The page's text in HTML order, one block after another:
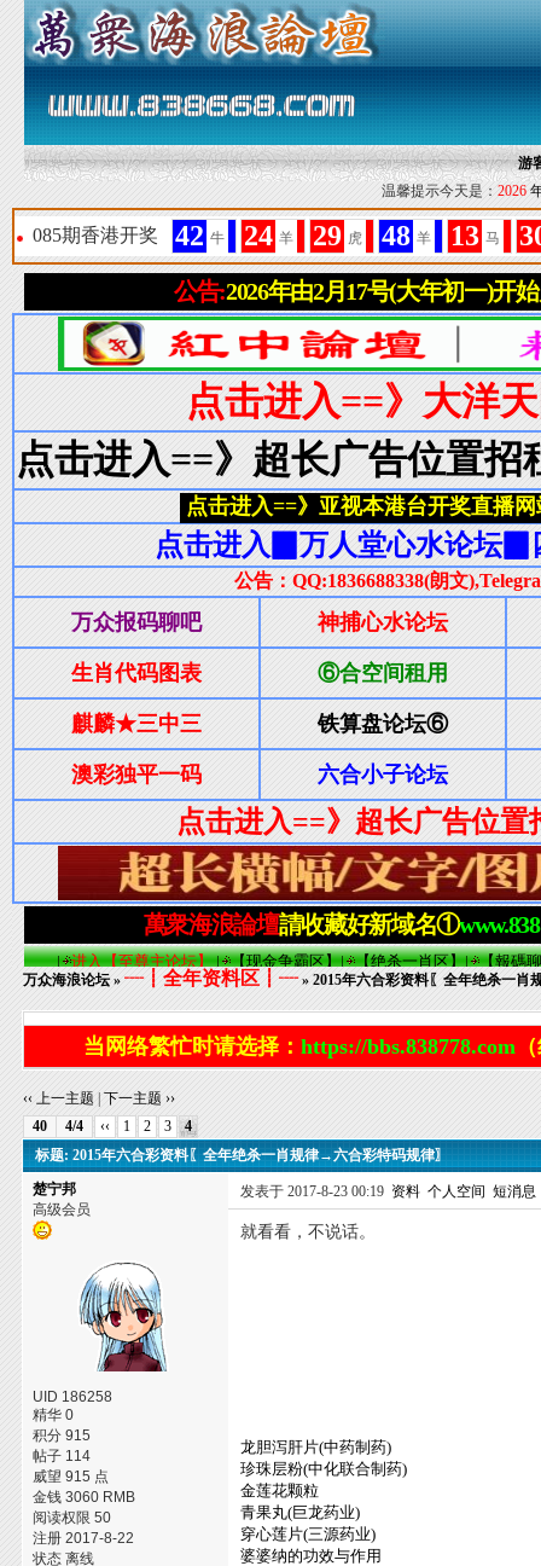
游
温馨提示今天是： 2026
万众海浪论坛 »┈┋全年资料区┋┈» 2015年六合彩资料〖全年绝杀一肖
当网络繁忙时请选择： https://bbs.838778.com
‹‹ 上一主题 |下一主题 ››
40
4/4 ‹‹ 1 2 3
4
标题: 2015年六合彩资料〖全年绝杀一肖规律→六合彩特码规律〗
楚宁邦
高级会员
UID 186258
精华 0
积分 915
帖子 114
威望 915 点
金钱 3060 RMB
阅读权限 50
注册 2017-8-22
状态 离线
发表于 2017-8-23 00:19 资料 个人空间 短消息
就看看，不说话。
龙胆泻肝片(中药制药)
珍珠层粉(中化联合制药)
金莲花颗粒
青果丸(巨龙药业)
穿心莲片(三源药业)
婆婆纳的功效与作用